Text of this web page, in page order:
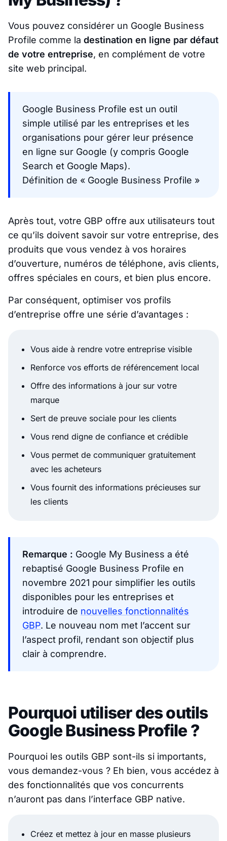
Vous pouvez considérer un Google Business
Profile comme la destination en ligne par défaut
de votre entreprise, en complément de votre
site web principal.
Google Business Profile est un outil
simple utilisé par les entreprises et les
organisations pour gérer leur présence
en ligne sur Google (y compris Google
Search et Google Maps).
Définition de « Google Business Profile »
Après tout, votre GBP offre aux utilisateurs tout
ce qu’ils doivent savoir sur votre entreprise, des
produits que vous vendez à vos horaires
d’ouverture, numéros de téléphone, avis clients,
offres spéciales en cours, et bien plus encore.
Par conséquent, optimiser vos profils
d’entreprise offre une série d’avantages :
Vous aide à rendre votre entreprise visible
Renforce vos efforts de référencement local
Offre des informations à jour sur votre
marque
Sert de preuve sociale pour les clients
Vous rend digne de confiance et crédible
Vous permet de communiquer gratuitement
avec les acheteurs
Vous fournit des informations précieuses sur
les clients
Remarque : Google My Business a été
rebaptisé Google Business Profile en
novembre 2021 pour simplifier les outils
disponibles pour les entreprises et
introduire de nouvelles fonctionnalités
GBP. Le nouveau nom met l’accent sur
l’aspect profil, rendant son objectif plus
clair à comprendre.
Pourquoi utiliser des outils
Google Business Profile ?
Pourquoi les outils GBP sont-ils si importants,
vous demandez-vous ? Eh bien, vous accédez à
des fonctionnalités que vos concurrents
n’auront pas dans l’interface GBP native.
Créez et mettez à jour en masse plusieurs